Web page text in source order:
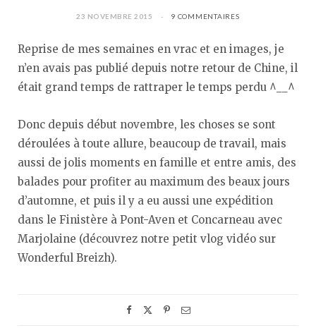
23 NOVEMBRE 2015 9 COMMENTAIRES
Reprise de mes semaines en vrac et en images, je
n’en avais pas publié depuis notre retour de Chine, il
était grand temps de rattraper le temps perdu ^__^
Donc depuis début novembre, les choses se sont
déroulées à toute allure, beaucoup de travail, mais
aussi de jolis moments en famille et entre amis, des
balades pour profiter au maximum des beaux jours
d’automne, et puis il y a eu aussi une expédition
dans le Finistère à Pont-Aven et Concarneau avec
Marjolaine (découvrez notre petit vlog vidéo sur
Wonderful Breizh).